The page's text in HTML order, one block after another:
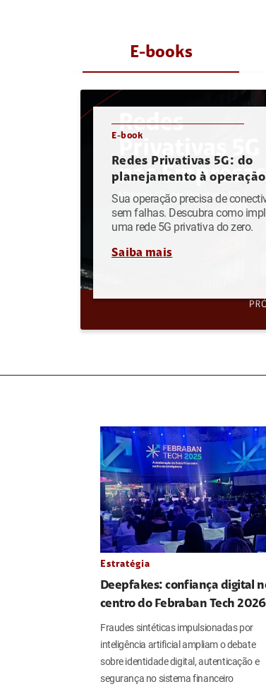
E-books
E-book
Redes Privativas 5G: do
planejamento à operação
Sua operação precisa de
sem falhas. Descubra como
uma rede 5G privativa do zero.
Saiba mais
Estratégia
Deepfakes: confiança digital
centro do Febraban Tech 2026
Fraudes sintéticas impulsionadas por
inteligência artificial ampliam o debate
sobre identidade digital, autenticação e
segurança no sistema financeiro